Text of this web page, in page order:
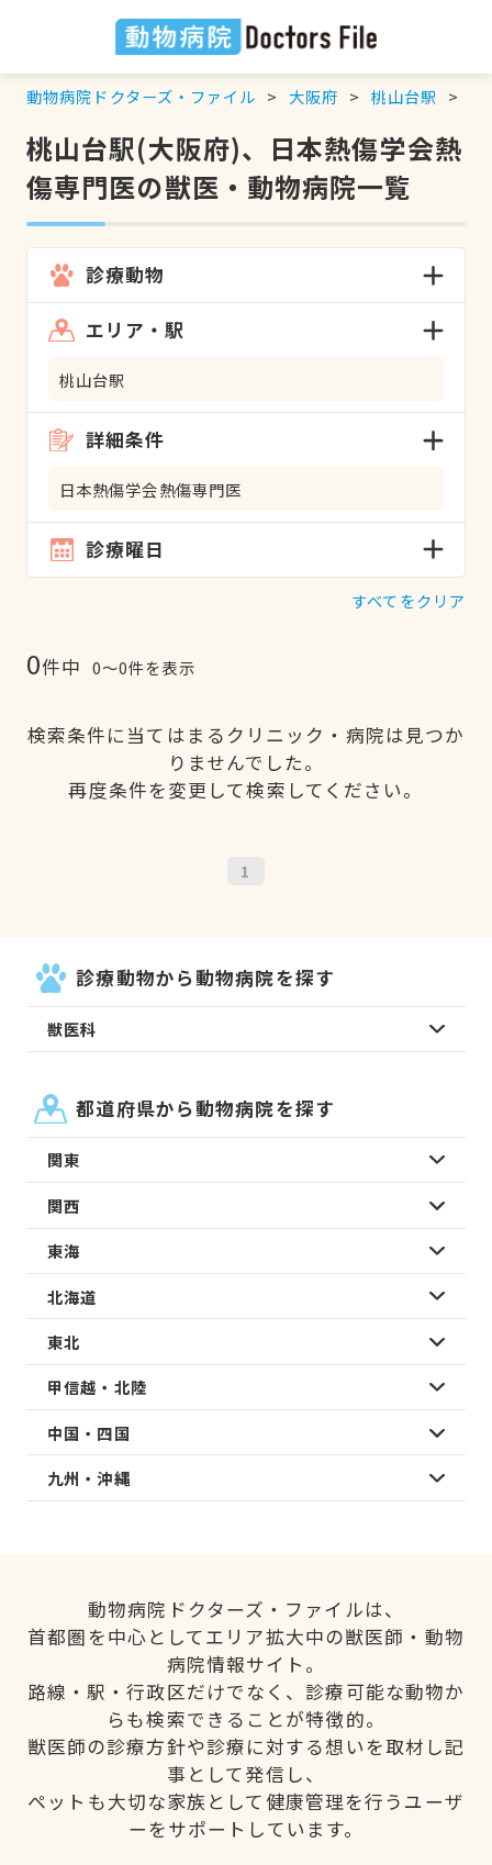
動物病院ドクターズ・ファイル 大阪府 桃山台駅
桃山台駅(大阪府)、日本熱傷学会熱
傷専門医の獣医・動物病院一覧
診療動物
エリア・駅
桃山台駅
詳細条件
日本熱傷学会熱傷専門医
診療曜日
すべてをクリア
0件中 0〜0件を表示
検索条件に当てはまるクリニック・病院は見つか
りませんでした。
再度条件を変更して検索してください。
1
診療動物から動物病院を探す
獣医科
都道府県から動物病院を探す
関東
関西
東海
北海道
東北
甲信越・北陸
中国・四国
九州・沖縄
動物病院ドクターズ・ファイルは、
首都圏を中心としてエリア拡大中の獣医師・動物
病院情報サイト。
路線・駅・行政区だけでなく、診療可能な動物か
らも検索できることが特徴的。
獣医師の診療方針や診療に対する想いを取材し記
事として発信し、
ペットも大切な家族として健康管理を行うユーザ
ーをサポートしています。